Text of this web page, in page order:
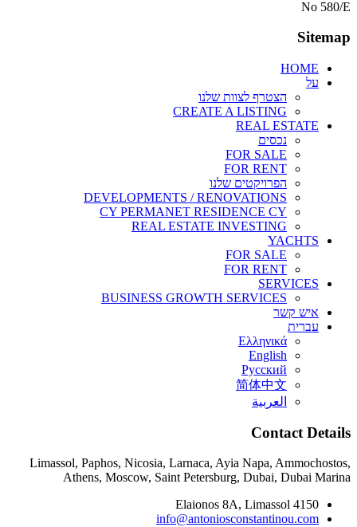
CREATE A
DEVELOPMENTS /
CY PERMANET
REAL ESTATE
BUSINESS GROWTH
Limassol, Paphos, Nicosia, Larnaca,
Athens, Moscow, Saint
Elaionos